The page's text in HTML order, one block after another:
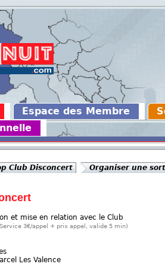
Espace des Membre
Club Disconcert Organiser une
et mise en relation avec le Club
3€/appel + prix appel, valide 5 min)
Les Valence